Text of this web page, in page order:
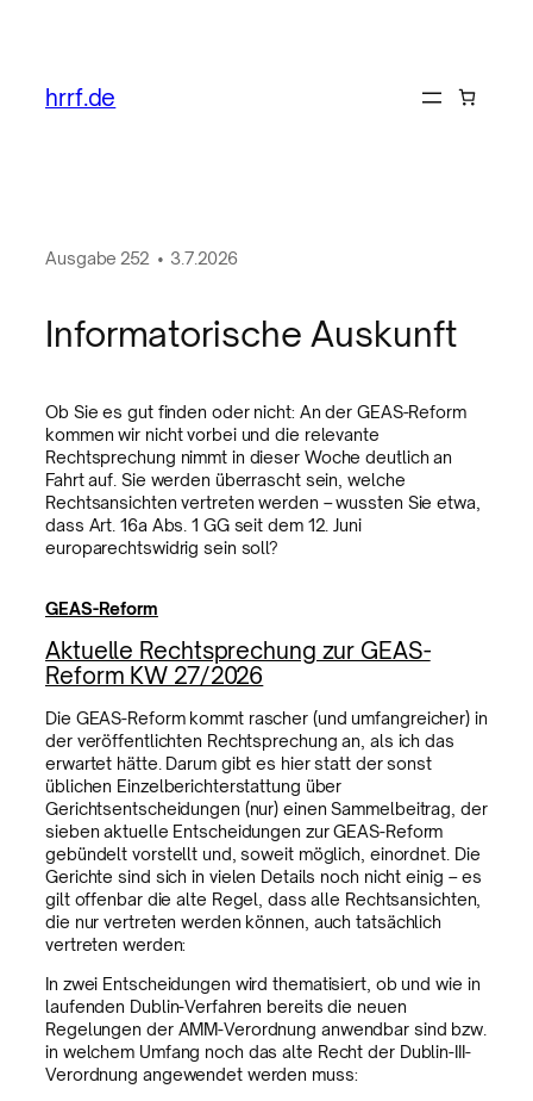
hrrf.de
Ausgabe 252 • 3.7.2026
Informatorische Auskunft
Ob Sie es gut finden oder nicht: An der GEAS-Reform
kommen wir nicht vorbei und die relevante
Rechtsprechung nimmt in dieser Woche deutlich an
Fahrt auf. Sie werden überrascht sein, welche
Rechtsansichten vertreten werden – wussten Sie etwa,
dass Art. 16a Abs. 1 GG seit dem 12. Juni
europarechtswidrig sein soll?
GEAS-Reform
Aktuelle Rechtsprechung zur GEAS-
Reform KW 27/2026
Die GEAS-Reform kommt rascher (und umfangreicher) in
der veröffentlichten Rechtsprechung an, als ich das
erwartet hätte. Darum gibt es hier statt der sonst
üblichen Einzelberichterstattung über
Gerichtsentscheidungen (nur) einen Sammelbeitrag, der
sieben aktuelle Entscheidungen zur GEAS-Reform
gebündelt vorstellt und, soweit möglich, einordnet. Die
Gerichte sind sich in vielen Details noch nicht einig – es
gilt offenbar die alte Regel, dass alle Rechtsansichten,
die nur vertreten werden können, auch tatsächlich
vertreten werden:
In zwei Entscheidungen wird thematisiert, ob und wie in
laufenden Dublin-Verfahren bereits die neuen
Regelungen der AMM-Verordnung anwendbar sind bzw.
in welchem Umfang noch das alte Recht der Dublin-III-
Verordnung angewendet werden muss: